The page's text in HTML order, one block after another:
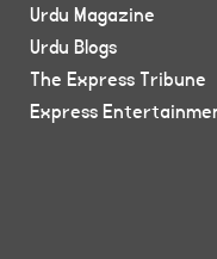
Urdu Magazine
Urdu Blogs
The Express Tribune
Express